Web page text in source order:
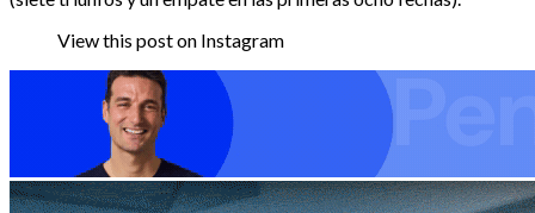
View this post on Instagram